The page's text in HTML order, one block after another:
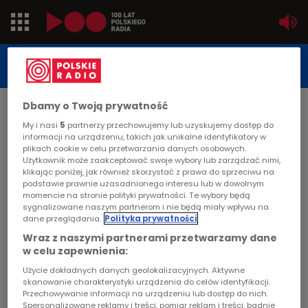
Jedynka
Trójka
Czwórka
PR24
Poland
Dzieci
STUDIO REPORTAŻU
POLSKIEGO RADIA
DATA PUBLIKACJI:
2009-05-18
STRONA GŁÓWNA>ARTYKUŁ
Dotyk
STUDIO REPORTAŻU I DOKUMENTU
Dbamy o Twoją prywatność
My i nasi 5 partnerzy przechowujemy lub uzyskujemy dostęp do
informacji na urządzeniu, takich jak unikalne identyfikatory w
plikach cookie w celu przetwarzania danych osobowych.
Użytkownik może zaakceptować swoje wybory lub zarządzać nimi,
klikając poniżej, jak również skorzystać z prawa do sprzeciwu na
podstawie prawnie uzasadnionego interesu lub w dowolnym
momencie na stronie polityki prywatności. Te wybory będą
sygnalizowane naszym partnerom i nie będą miały wpływu na
dane przeglądania. Polityka prywatności
Wraz z naszymi partnerami przetwarzamy dane
w celu zapewnienia:
Użycie dokładnych danych geolokalizacyjnych. Aktywne
skanowanie charakterystyki urządzenia do celów identyfikacji.
Przechowywanie informacji na urządzeniu lub dostęp do nich.
Spersonalizowane reklamy i treści, pomiar reklam i treści, badnie